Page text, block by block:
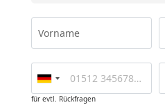
Vorname
für evtl. Rückfragen